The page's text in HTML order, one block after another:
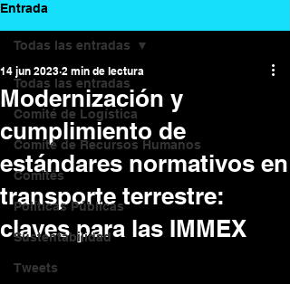
Entrada
Todas las entradas
Comité de Logística
Comité de Recursos Humanos
Comités
Políticas Públicas
Sustentabilidad
Tweets
Todas las entradas
Modernización y
cumplimiento de
estándares normativos en
transporte terrestre:
claves para las IMMEX
14 jun 2023 2 min de lectura